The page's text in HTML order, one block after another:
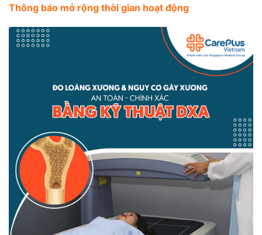
Thông báo mở rộng thời gian hoạt động